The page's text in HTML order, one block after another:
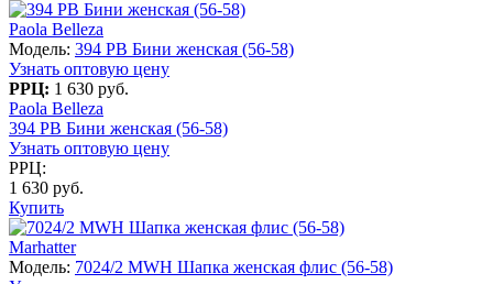
Paola Belleza
Модель: 394 PB Бини женская (56-58)
Узнать оптовую цену
РРЦ: 1 630 руб.
Paola Belleza
394 PB Бини женская (56-58)
Узнать оптовую цену
РРЦ:
1 630 руб.
Купить
Marhatter
Модель: 7024/2 MWH Шапка женская флис (56-58)